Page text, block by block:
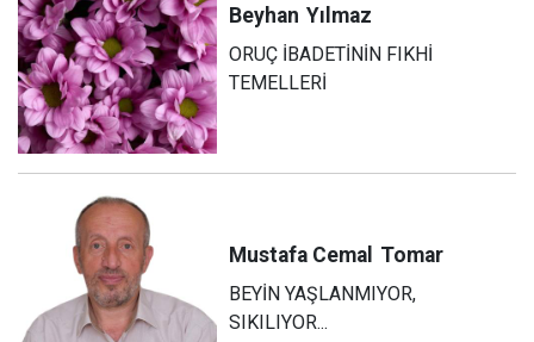
Beyhan Yılmaz
ORUÇ İBADETİNİN FIKHİ
TEMELLERİ
Mustafa Cemal Tomar
BEYİN YAŞLANMIYOR,
SIKILIYOR...